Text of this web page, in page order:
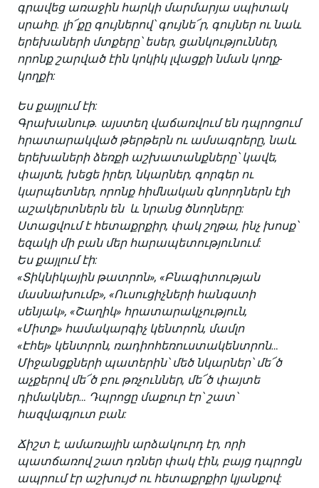
գրավեց առաջին հարկի մարմարյա սպիտակ
սրահը. լի՜քը գույներով՝ գույնե՜ր, գույներ ու նաև
երեխաների մտքերը՝ եսեր, ցանկություններ,
որոնք շարված էին կոկիկ լվացքի նման կողք-
կողքի:
Ես քայլում էի:
Գրախանութ. այստեղ վաճառվում են դպրոցում
հրատարակված թերթերն ու ամսագրերը, նաև
երեխաների ձեռքի աշխատանքները՝ կավե,
փայտե, խեցե իրեր, նկարներ, գորգեր ու
կարպետներ, որոնք հիմնական գնորդներն էլի
աշակերտներն են և նրանց ծնողները:
Ստացվում է հետաքրքիր, փակ շղթա, ինչ խոսք՝
եզակի մի բան մեր հարապետությունում:
Ես քայլում էի:
«Տիկնիկային թատրոն», «Բնագիտության
մասնախումբ», «Ուսուցիչների հանգստի
սենյակ», «Շաղիկ» հրատարակչություն,
«Միտք» համակարգիչ կենտրոն, մամլո
«Էհեյ» կենտրոն, ռադիոհեռուստակենտրոն…
Միջանցքների պատերին՝ մեծ նկարներ՝ մե՜ծ
աչքերով մե՜ծ բու թռչուններ, մե՜ծ փայտե
դիմակներ… Դպրոցը մաքուր էր՝ շատ՝
հազվագյուտ բան:
Ճիշտ է, ամառային արձակուրդ էր, որի
պատճառով շատ դռներ փակ էին, բայց դպրոցն
ապրում էր աշխույժ ու հետաքրքիր կյանքով: